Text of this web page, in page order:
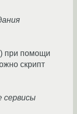
при помощи
скрипт
сервисы